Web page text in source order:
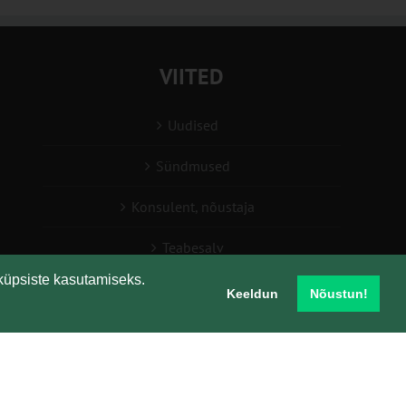
kasutamiseks.
Keeldun Nõustun!
VIITED
Uudised
Sündmused
Konsulent, nõustaja
Teabesalv
Liitu uudiskirjaga